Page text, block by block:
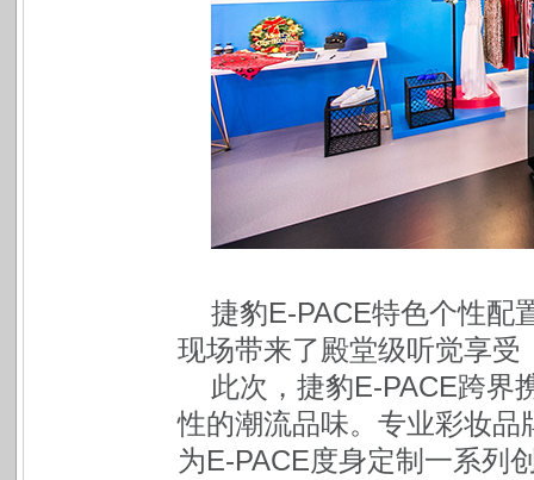
捷豹E-PACE特色个性配
现场带来了殿堂级听觉享受
此次，捷豹E-PACE跨界
性的潮流品味。专业彩妆
为E-PACE度身定制一系列